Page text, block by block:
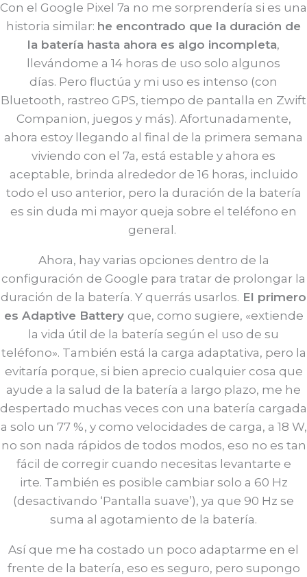
Con el Google Pixel 7a no me sorprendería si es una
historia similar: he encontrado que la duración de
la batería hasta ahora es algo incompleta,
llevándome a 14 horas de uso solo algunos
días. Pero fluctúa y mi uso es intenso (con
Bluetooth, rastreo GPS, tiempo de pantalla en Zwift
Companion, juegos y más). Afortunadamente,
ahora estoy llegando al final de la primera semana
viviendo con el 7a, está estable y ahora es
aceptable, brinda alrededor de 16 horas, incluido
todo el uso anterior, pero la duración de la batería
es sin duda mi mayor queja sobre el teléfono en
general.
Ahora, hay varias opciones dentro de la
configuración de Google para tratar de prolongar la
duración de la batería. Y querrás usarlos. El primero
es Adaptive Battery que, como sugiere, «extiende
la vida útil de la batería según el uso de su
teléfono». También está la carga adaptativa, pero la
evitaría porque, si bien aprecio cualquier cosa que
ayude a la salud de la batería a largo plazo, me he
despertado muchas veces con una batería cargada
a solo un 77 %, y como velocidades de carga, a 18 W,
no son nada rápidos de todos modos, eso no es tan
fácil de corregir cuando necesitas levantarte e
irte. También es posible cambiar solo a 60 Hz
(desactivando ‘Pantalla suave’), ya que 90 Hz se
suma al agotamiento de la batería.
Así que me ha costado un poco adaptarme en el
frente de la batería, eso es seguro, pero supongo